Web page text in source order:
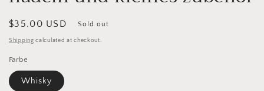
Regular
price
$35.00 USD Sold out
Shipping calculated at checkout.
Farbe
Whisky